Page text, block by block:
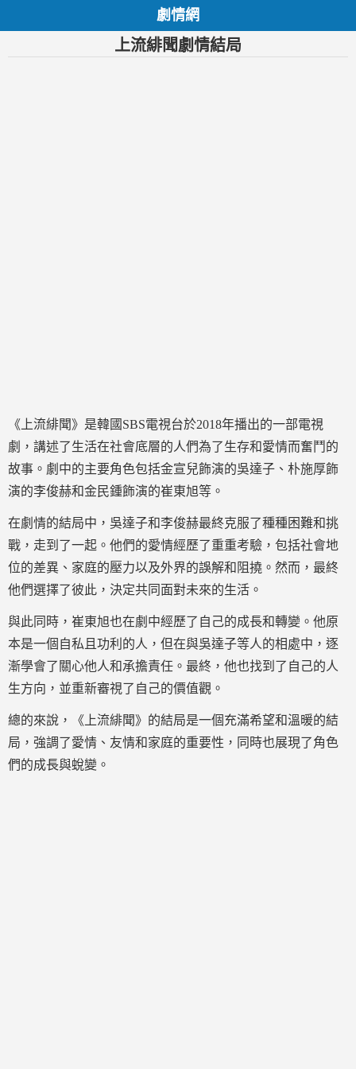
劇情網
上流緋聞劇情結局
《上流緋聞》是韓國SBS電視台於2018年播出的一部電視
劇，講述了生活在社會底層的人們為了生存和愛情而奮鬥的
故事。劇中的主要角色包括金宣兒飾演的吳達子、朴施厚飾
演的李俊赫和金民鍾飾演的崔東旭等。
在劇情的結局中，吳達子和李俊赫最終克服了種種困難和挑
戰，走到了一起。他們的愛情經歷了重重考驗，包括社會地
位的差異、家庭的壓力以及外界的誤解和阻撓。然而，最終
他們選擇了彼此，決定共同面對未來的生活。
與此同時，崔東旭也在劇中經歷了自己的成長和轉變。他原
本是一個自私且功利的人，但在與吳達子等人的相處中，逐
漸學會了關心他人和承擔責任。最終，他也找到了自己的人
生方向，並重新審視了自己的價值觀。
總的來說，《上流緋聞》的結局是一個充滿希望和溫暖的結
局，強調了愛情、友情和家庭的重要性，同時也展現了角色
們的成長與蛻變。